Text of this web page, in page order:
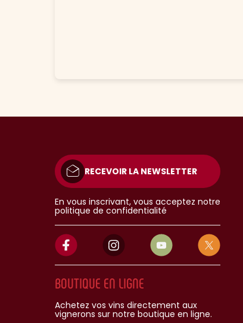
RECEVOIR LA NEWSLETTER
En vous inscrivant, vous acceptez notre
politique de confidentialité
BOUTIQUE EN LIGNE
Achetez vos vins directement aux
vignerons sur notre boutique en ligne.